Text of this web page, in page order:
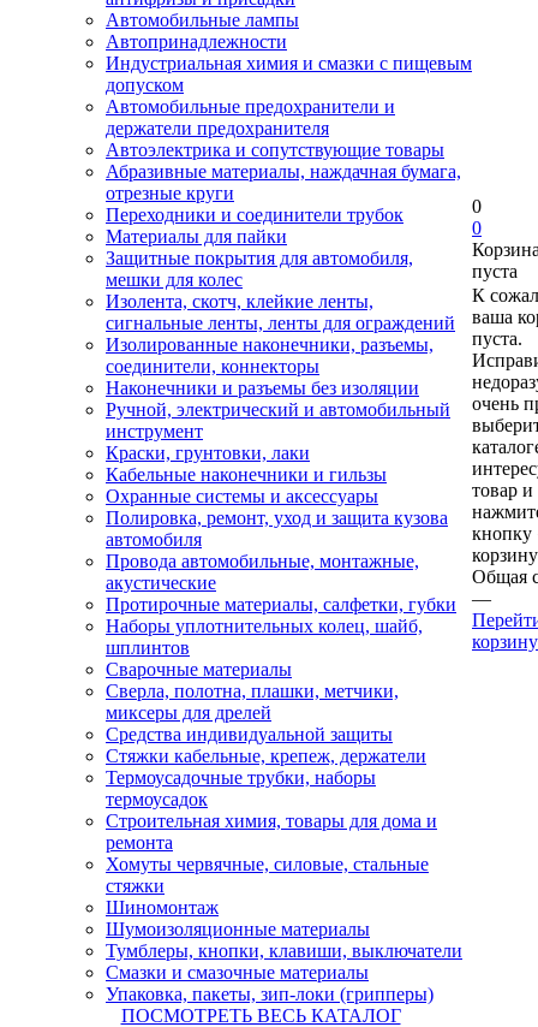
Автомобильные лампы
Автопринадлежности
Индустриальная химия и смазки с пищевым
допуском
Автомобильные предохранители и
держатели предохранителя
Автоэлектрика и сопутствующие товары
Абразивные материалы, наждачная бумага,
отрезные круги
Переходники и соединители трубок
Материалы для пайки
Защитные покрытия для автомобиля,
мешки для колес
Изолента, скотч, клейкие ленты,
сигнальные ленты, ленты для ограждений
Изолированные наконечники, разъемы,
соединители, коннекторы
Наконечники и разъемы без изоляции
Ручной, электрический и автомобильный
инструмент
Краски, грунтовки, лаки
Кабельные наконечники и гильзы
Охранные системы и аксессуары
Полировка, ремонт, уход и защита кузова
автомобиля
Провода автомобильные, монтажные,
акустические
Протирочные материалы, салфетки, губки
Наборы уплотнительных колец, шайб,
шплинтов
Сварочные материалы
Сверла, полотна, плашки, метчики,
миксеры для дрелей
Средства индивидуальной защиты
Стяжки кабельные, крепеж, держатели
Термоусадочные трубки, наборы
термоусадок
Строительная химия, товары для дома и
ремонта
Хомуты червячные, силовые, стальные
стяжки
Шиномонтаж
Шумоизоляционные материалы
Тумблеры, кнопки, клавиши, выключатели
Смазки и смазочные материалы
Упаковка, пакеты, зип-локи (грипперы)
ПОСМОТРЕТЬ ВЕСЬ КАТАЛОГ
0
0
пуста
К
ваша
пуста.
очень
товар и
кнопку
Общая
—
корзину